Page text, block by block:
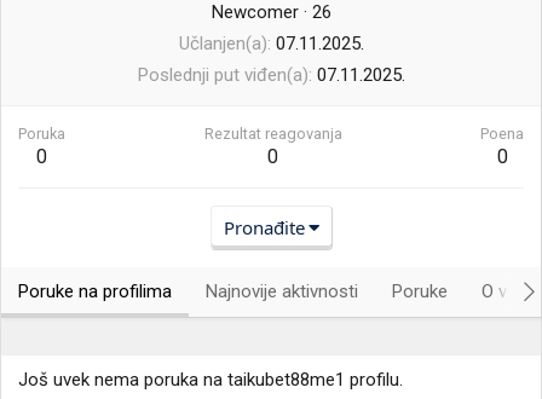
Newcomer · 26
Učlanjen(a) 07.11.2025.
Poslednji put viđen(a) 07.11.2025.
Poruka
0
Rezultat reagovanja
0
Poena
0
Pronađite
Poruke na profilima Najnovije aktivnosti Poruke O
Još uvek nema poruka na taikubet88me1 profilu.